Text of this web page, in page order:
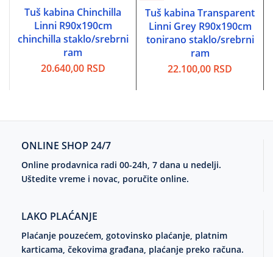
Tuš kabina Chinchilla
Linni R90x190cm
chinchilla staklo/srebrni
ram
20.640,00 RSD
Tuš kabina Transparent
Linni Grey R90x190cm
tonirano staklo/srebrni
ram
22.100,00 RSD
ONLINE SHOP 24/7
Online prodavnica radi 00-24h, 7 dana u nedelji.
Uštedite vreme i novac, poručite online.
LAKO PLAĆANJE
Plaćanje pouzećem, gotovinsko plaćanje, platnim
karticama, čekovima građana, plaćanje preko računa.